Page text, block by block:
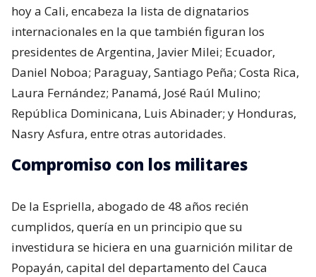
hoy a Cali, encabeza la lista de dignatarios
internacionales en la que también figuran los
presidentes de Argentina, Javier Milei; Ecuador,
Daniel Noboa; Paraguay, Santiago Peña; Costa Rica,
Laura Fernández; Panamá, José Raúl Mulino;
República Dominicana, Luis Abinader; y Honduras,
Nasry Asfura, entre otras autoridades.
Compromiso con los militares
De la Espriella, abogado de 48 años recién
cumplidos, quería en un principio que su
investidura se hiciera en una guarnición militar de
Popayán, capital del departamento del Cauca